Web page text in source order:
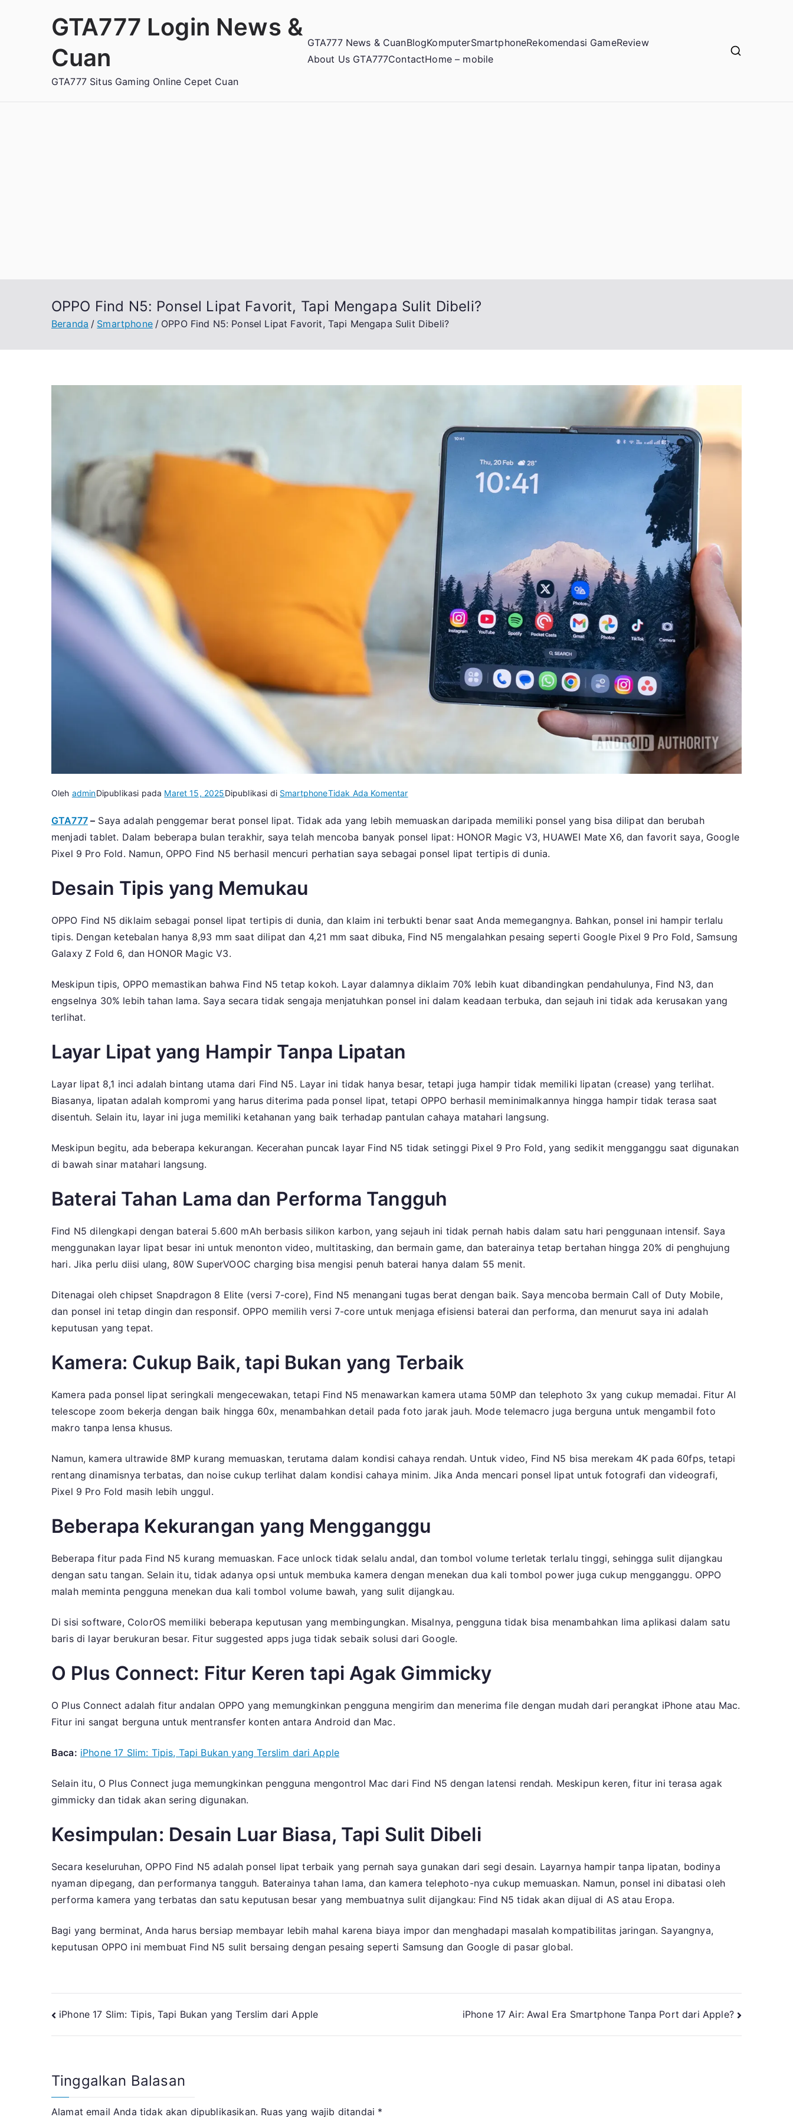
GTA777 Login News &
Cuan
GTA777 Situs Gaming Online Cepet Cuan
GTA777 News & CuanBlogKomputerSmartphoneRekomendasi GameReview
About Us GTA777ContactHome – mobile
OPPO Find N5: Ponsel Lipat Favorit, Tapi Mengapa Sulit Dibeli?
Beranda Smartphone OPPO Find N5: Ponsel Lipat Favorit, Tapi Mengapa Sulit Dibeli?
Oleh adminDipublikasi pada Maret 15, 2025Dipublikasi di SmartphoneTidak Ada Komentarpada
Find
N5:
Ponsel
Sulit
Dibeli?
GTA777– Saya adalah penggemar berat ponsel lipat. Tidak ada yang lebih memuaskan daripada memiliki ponsel yang bisa dilipat dan berubah
menjadi tablet. Dalam beberapa bulan terakhir, saya telah mencoba banyak ponsel lipat: HONOR Magic V3, HUAWEI Mate X6, dan favorit saya, Google
Pixel 9 Pro Fold. Namun, OPPO Find N5 berhasil mencuri perhatian saya sebagai ponsel lipat tertipis di dunia.
Desain Tipis yang Memukau
OPPO Find N5 diklaim sebagai ponsel lipat tertipis di dunia, dan klaim ini terbukti benar saat Anda memegangnya. Bahkan, ponsel ini hampir terlalu
tipis. Dengan ketebalan hanya 8,93 mm saat dilipat dan 4,21 mm saat dibuka, Find N5 mengalahkan pesaing seperti Google Pixel 9 Pro Fold, Samsung
Galaxy Z Fold 6, dan HONOR Magic V3.
Meskipun tipis, OPPO memastikan bahwa Find N5 tetap kokoh. Layar dalamnya diklaim 70% lebih kuat dibandingkan pendahulunya, Find N3, dan
engselnya 30% lebih tahan lama. Saya secara tidak sengaja menjatuhkan ponsel ini dalam keadaan terbuka, dan sejauh ini tidak ada kerusakan yang
terlihat.
Layar Lipat yang Hampir Tanpa Lipatan
Layar lipat 8,1 inci adalah bintang utama dari Find N5. Layar ini tidak hanya besar, tetapi juga hampir tidak memiliki lipatan (crease) yang terlihat.
Biasanya, lipatan adalah kompromi yang harus diterima pada ponsel lipat, tetapi OPPO berhasil meminimalkannya hingga hampir tidak terasa saat
disentuh. Selain itu, layar ini juga memiliki ketahanan yang baik terhadap pantulan cahaya matahari langsung.
Meskipun begitu, ada beberapa kekurangan. Kecerahan puncak layar Find N5 tidak setinggi Pixel 9 Pro Fold, yang sedikit mengganggu saat digunakan
di bawah sinar matahari langsung.
Baterai Tahan Lama dan Performa Tangguh
Find N5 dilengkapi dengan baterai 5.600 mAh berbasis silikon karbon, yang sejauh ini tidak pernah habis dalam satu hari penggunaan intensif. Saya
menggunakan layar lipat besar ini untuk menonton video, multitasking, dan bermain game, dan baterainya tetap bertahan hingga 20% di penghujung
hari. Jika perlu diisi ulang, 80W SuperVOOC charging bisa mengisi penuh baterai hanya dalam 55 menit.
Ditenagai oleh chipset Snapdragon 8 Elite (versi 7-core), Find N5 menangani tugas berat dengan baik. Saya mencoba bermain Call of Duty Mobile,
dan ponsel ini tetap dingin dan responsif. OPPO memilih versi 7-core untuk menjaga efisiensi baterai dan performa, dan menurut saya ini adalah
keputusan yang tepat.
Kamera: Cukup Baik, tapi Bukan yang Terbaik
Kamera pada ponsel lipat seringkali mengecewakan, tetapi Find N5 menawarkan kamera utama 50MP dan telephoto 3x yang cukup memadai. Fitur AI
telescope zoom bekerja dengan baik hingga 60x, menambahkan detail pada foto jarak jauh. Mode telemacro juga berguna untuk mengambil foto
makro tanpa lensa khusus.
Namun, kamera ultrawide 8MP kurang memuaskan, terutama dalam kondisi cahaya rendah. Untuk video, Find N5 bisa merekam 4K pada 60fps, tetapi
rentang dinamisnya terbatas, dan noise cukup terlihat dalam kondisi cahaya minim. Jika Anda mencari ponsel lipat untuk fotografi dan videografi,
Pixel 9 Pro Fold masih lebih unggul.
Beberapa Kekurangan yang Mengganggu
Beberapa fitur pada Find N5 kurang memuaskan. Face unlock tidak selalu andal, dan tombol volume terletak terlalu tinggi, sehingga sulit dijangkau
dengan satu tangan. Selain itu, tidak adanya opsi untuk membuka kamera dengan menekan dua kali tombol power juga cukup mengganggu. OPPO
malah meminta pengguna menekan dua kali tombol volume bawah, yang sulit dijangkau.
Di sisi software, ColorOS memiliki beberapa keputusan yang membingungkan. Misalnya, pengguna tidak bisa menambahkan lima aplikasi dalam satu
baris di layar berukuran besar. Fitur suggested apps juga tidak sebaik solusi dari Google.
O Plus Connect: Fitur Keren tapi Agak Gimmicky
O Plus Connect adalah fitur andalan OPPO yang memungkinkan pengguna mengirim dan menerima file dengan mudah dari perangkat iPhone atau Mac.
Fitur ini sangat berguna untuk mentransfer konten antara Android dan Mac.
Baca: iPhone 17 Slim: Tipis, Tapi Bukan yang Terslim dari Apple
Selain itu, O Plus Connect juga memungkinkan pengguna mengontrol Mac dari Find N5 dengan latensi rendah. Meskipun keren, fitur ini terasa agak
gimmicky dan tidak akan sering digunakan.
Kesimpulan: Desain Luar Biasa, Tapi Sulit Dibeli
Secara keseluruhan, OPPO Find N5 adalah ponsel lipat terbaik yang pernah saya gunakan dari segi desain. Layarnya hampir tanpa lipatan, bodinya
nyaman dipegang, dan performanya tangguh. Baterainya tahan lama, dan kamera telephoto-nya cukup memuaskan. Namun, ponsel ini dibatasi oleh
performa kamera yang terbatas dan satu keputusan besar yang membuatnya sulit dijangkau: Find N5 tidak akan dijual di AS atau Eropa.
Bagi yang berminat, Anda harus bersiap membayar lebih mahal karena biaya impor dan menghadapi masalah kompatibilitas jaringan. Sayangnya,
keputusan OPPO ini membuat Find N5 sulit bersaing dengan pesaing seperti Samsung dan Google di pasar global.
Navigasi
pos
iPhone 17 Slim: Tipis, Tapi Bukan yang Terslim dari Apple iPhone 17 Air: Awal Era Smartphone Tanpa Port dari Apple?
Tinggalkan Balasan
Alamat email Anda tidak akan dipublikasikan. Ruas yang wajib ditandai *